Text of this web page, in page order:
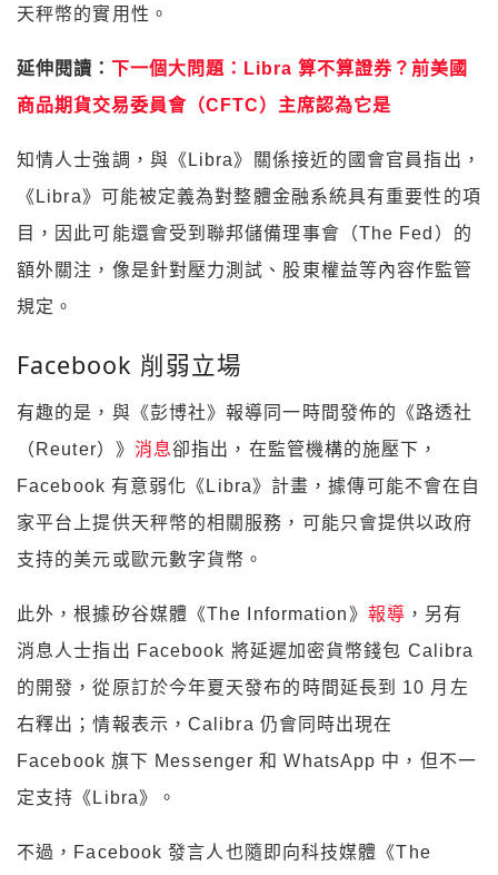
天秤幣的實用性。
延伸閱讀： 下一個大問題：Libra 算不算證券？前美國
商品期貨交易委員會（CFTC）主席認為它是
知情人士強調，與《Libra》關係接近的國會官員指出，
《Libra》可能被定義為對整體金融系統具有重要性的項
目，因此可能還會受到聯邦儲備理事會（The Fed）的
額外關注，像是針對壓力測試、股東權益等內容作監管
規定。
Facebook 削弱立場
有趣的是，與《彭博社》報導同一時間發佈的《路透社
（Reuter）》 消息卻指出，在監管機構的施壓下，
Facebook 有意弱化《Libra》計畫，據傳可能不會在自
家平台上提供天秤幣的相關服務，可能只會提供以政府
支持的美元或歐元數字貨幣。
此外，根據矽谷媒體《The Information》 報導 ，另有
消息人士指出 Facebook 將延遲加密貨幣錢包 Calibra
的開發，從原訂於今年夏天發布的時間延長到 10 月左
右釋出；情報表示，Calibra 仍會同時出現在
Facebook 旗下 Messenger 和 WhatsApp 中，但不一
定支持《Libra》。
不過，Facebook 發言人也隨即向科技媒體《The